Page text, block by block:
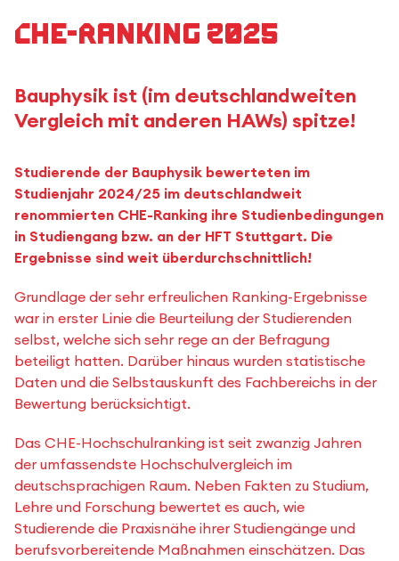
CHE-Ranking 2025
Bauphysik ist (im deutschlandweiten
Vergleich mit anderen HAWs) spitze!
Studierende der Bauphysik bewerteten im
Studienjahr 2024/25 im deutschlandweit
renommierten CHE-Ranking ihre Studienbedingungen
in Studiengang bzw. an der HFT Stuttgart. Die
Ergebnisse sind weit überdurchschnittlich!
Grundlage der sehr erfreulichen Ranking-Ergebnisse
war in erster Linie die Beurteilung der Studierenden
selbst, welche sich sehr rege an der Befragung
beteiligt hatten. Darüber hinaus wurden statistische
Daten und die Selbstauskunft des Fachbereichs in der
Bewertung berücksichtigt.
Das CHE-Hochschulranking ist seit zwanzig Jahren
der umfassendste Hochschulvergleich im
deutschsprachigen Raum. Neben Fakten zu Studium,
Lehre und Forschung bewertet es auch, wie
Studierende die Praxisnähe ihrer Studiengänge und
berufsvorbereitende Maßnahmen einschätzen. Das